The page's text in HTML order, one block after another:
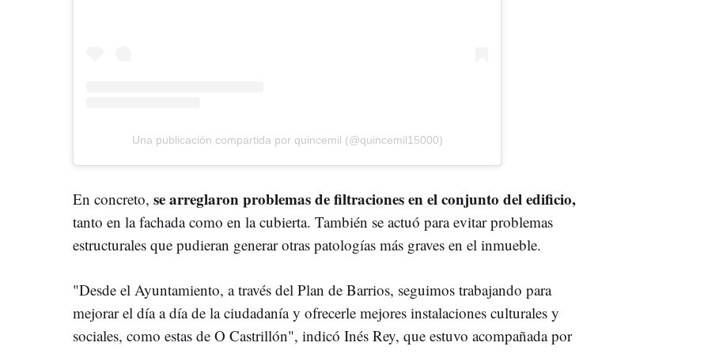
Una publicación compartida por quincemil (@quincemil15000)
En concreto, se arreglaron problemas de filtraciones en el conjunto del edificio,
tanto en la fachada como en la cubierta. También se actuó para evitar problemas
estructurales que pudieran generar otras patologías más graves en el inmueble.
"Desde el Ayuntamiento, a través del Plan de Barrios, seguimos trabajando para
mejorar el día a día de la ciudadanía y ofrecerle mejores instalaciones culturales y
sociales, como estas de O Castrillón", indicó Inés Rey, que estuvo acompañada por